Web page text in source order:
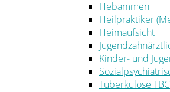
Hebammen
Heilpraktiker
Heimaufsicht
Kinder- und
Tuberkulose